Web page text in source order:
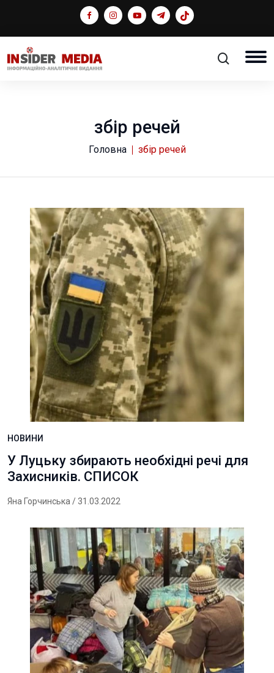
збір речей
Головна збір речей
НОВИНИ
У Луцьку збирають необхідні речі для
Захисників. СПИСОК
Яна Горчинська / 31.03.2022